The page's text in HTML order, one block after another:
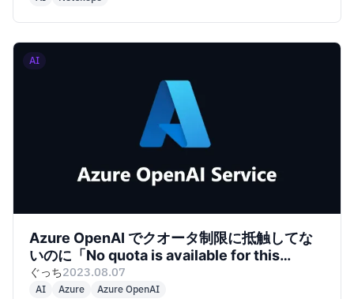
AI
Azure OpenAI でクオータ制限に抵触してな
いのに「No quota is available for this
deployment. You can request for more
quota. 」というエラーでモデルがデプロイで
ぐっち2023.08.07
AI Azure Azure OpenAI